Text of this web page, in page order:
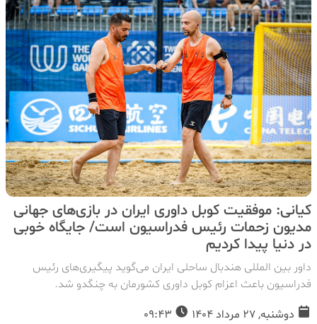
کیانی: موفقیت کوبل داوری ایران در‌ بازی‌های جهانی
مدیون زحمات رئیس فدراسیون است/ جایگاه خوبی
در دنیا پیدا کردیم
داور بین المللی هندبال ساحلی ایران می‌گوید پیگیری‌های رئیس
فدراسیون باعث اعزام کوبل داوری کشورمان به چنگدو شد.
دوشنبه, 27 مرداد 1404